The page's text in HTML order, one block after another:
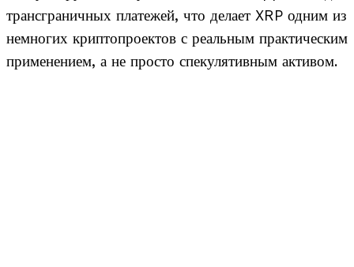
трансграничных платежей, что делает XRP одним из
немногих криптопроектов с реальным практическим
применением, а не просто спекулятивным активом.